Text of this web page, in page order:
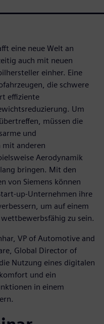
eine neue Welt an
auch mit neuen
einher. Eine
die schwere
effiziente
Um
müssen die
und
anderen
Aerodynamik
bringen. Mit den
von Siemens können
up-Unternehmen ihre
um auf einem
zu sein.
VP of Automotive and
Global Director of
Nutzung eines digitalen
und ein
in einem